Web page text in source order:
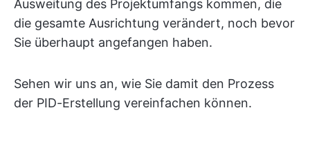
Ausweitung des Projektumfangs kommen, die
die gesamte Ausrichtung verändert, noch bevor
Sie überhaupt angefangen haben.
Sehen wir uns an, wie Sie damit den Prozess
der PID-Erstellung vereinfachen können.